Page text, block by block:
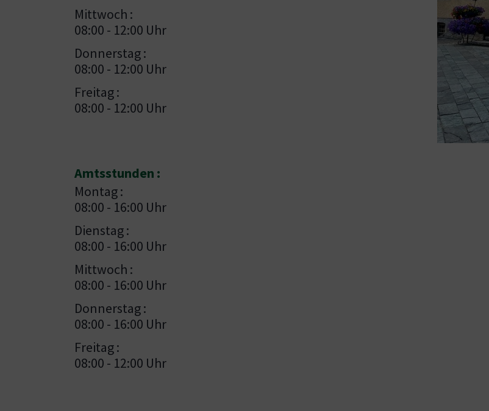
Mittwoch :
08:00 - 12:00 Uhr
Donnerstag :
08:00 - 12:00 Uhr
Freitag :
08:00 - 12:00 Uhr
Amtsstunden :
Montag :
08:00 - 16:00 Uhr
Dienstag :
08:00 - 16:00 Uhr
Mittwoch :
08:00 - 16:00 Uhr
Donnerstag :
08:00 - 16:00 Uhr
Freitag :
08:00 - 12:00 Uhr